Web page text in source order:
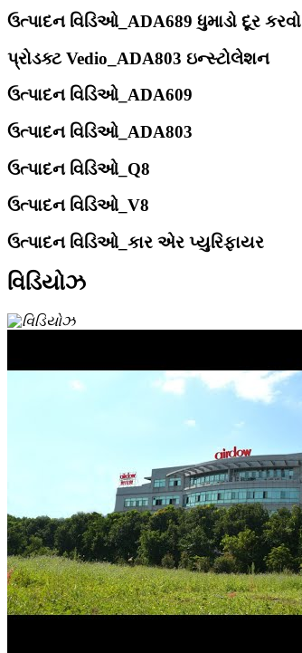
ઉત્પાદન વિડિઓ_ADA689 ધુમાડો દૂર કરવો
પ્રોડક્ટ Vedio_ADA803 ઇન્સ્ટોલેશન
ઉત્પાદન વિડિઓ_ADA609
ઉત્પાદન વિડિઓ_ADA803
ઉત્પાદન વિડિઓ_Q8
ઉત્પાદન વિડિઓ_V8
ઉત્પાદન વિડિઓ_કાર એર પ્યુરિફાયર
વિડિયોઝ